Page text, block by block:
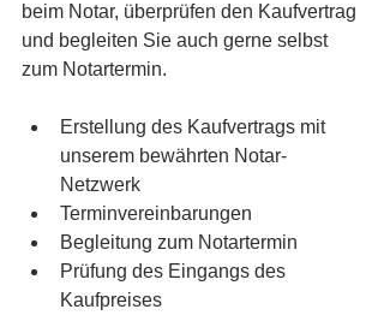
beim Notar, überprüfen den Kaufvertrag
und begleiten Sie auch gerne selbst
zum Notartermin.
Erstellung des Kaufvertrags mit
unserem bewährten Notar-
Netzwerk
Terminvereinbarungen
Begleitung zum Notartermin
Prüfung des Eingangs des
Kaufpreises